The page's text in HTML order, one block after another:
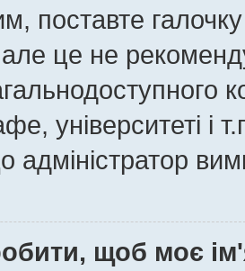
поставте
це не
університеті і
адміністратор
щоб моє